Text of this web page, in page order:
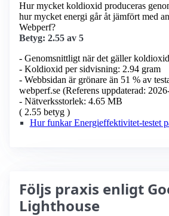
Hur mycket koldioxid produceras
hur mycket energi går åt jämfört med
Webperf?
Betyg: 2.55 av 5
- Genomsnittligt när det gäller
- Koldioxid per sidvisning: 2.94 gram
- Webbsidan är grönare än 51 % av
webperf.se (Referens uppdaterad:
- Nätverksstorlek: 4.65 MB
( 2.55 betyg )
Hur funkar Energieffektivitet-testet
Följs praxis enligt
Lighthouse